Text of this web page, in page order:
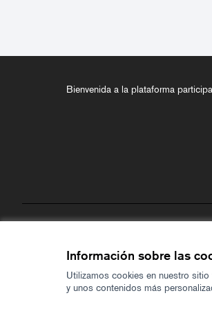
Información sobre las
Utilizamos cookies en nuestro
y unos contenidos más
Bienvenida a la plataforma